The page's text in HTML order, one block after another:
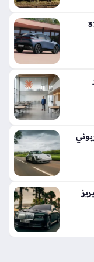
بقوة 375
بهيكل كربوني